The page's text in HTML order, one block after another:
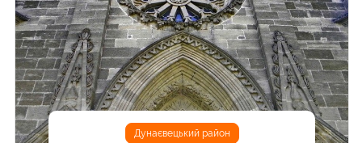
Дунаєвецький район